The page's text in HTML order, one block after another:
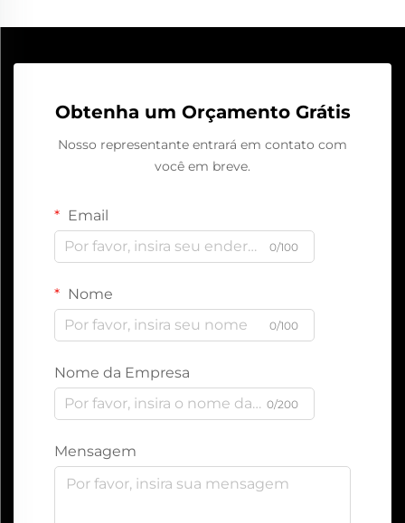
Obtenha um Orçamento Grátis
Nosso representante entrará em contato com
você em breve.
Email
0/100
Nome
0/100
Nome da Empresa
0/200
Mensagem